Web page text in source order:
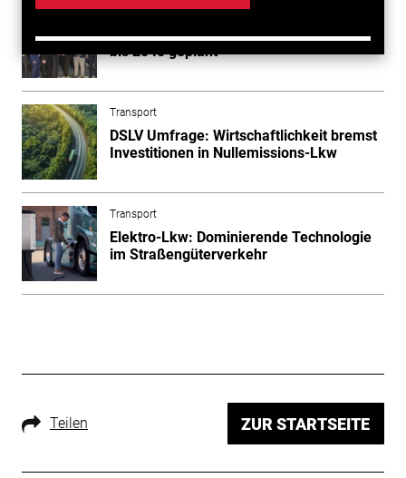
Transport
E-Trucks.NRW: Über 1.600 Elektro-Lkw
bis 2045 geplant
Transport
DSLV Umfrage: Wirtschaftlichkeit bremst
Investitionen in Nullemissions-Lkw
Transport
Elektro-Lkw: Dominierende Technologie
im Straßengüterverkehr
Teilen ZUR STARTSEITE